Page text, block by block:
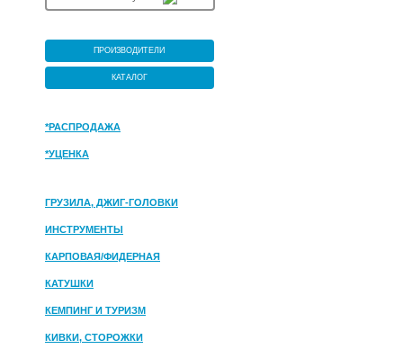
ПРОИЗВОДИТЕЛИ
КАТАЛОГ
*РАСПРОДАЖА
*УЦЕНКА
ГРУЗИЛА, ДЖИГ-ГОЛОВКИ
ИНСТРУМЕНТЫ
КАРПОВАЯ/ФИДЕРНАЯ
КАТУШКИ
КЕМПИНГ И ТУРИЗМ
КИВКИ, СТОРОЖКИ